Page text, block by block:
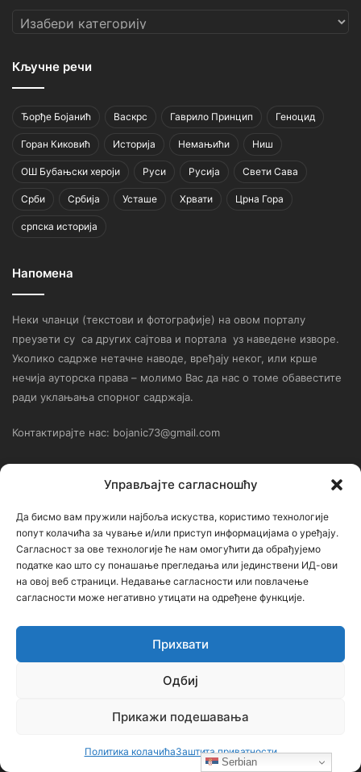
Управљајте сагласношћу
Да бисмо вам пружили најбоља искуства, користимо технологије
попут колачића за чување и/или приступ информацијама о уређају.
Сагласност за ове технологије ће нам омогућити да обрађујемо
податке као што су понашање прегледања или јединствени ИД-ови
на овој веб страници. Недавање сагласности или повлачење
сагласности може негативно утицати на одређене функције.
Прихвати
Одбиј
Прикажи подешавања
Политика колачићаЗаштита приватности
Категорије
Кључне речи
Ђорђе Бојанић Васкрс Гаврило Принцип Геноцид
Горан Киковић Историја Немањићи Ниш
ОШ Бубањски хероји Руси Русија Свети Сава
Срби Србија Усташе Хрвати Црна Гора
српска историја
Напомена
Неки чланци (текстови и фотографије) на овом порталу
преузети су са других сајтова и портала уз наведене изворе.
Уколико садрже нетачне наводе, вређају неког, или крше
нечија ауторска права – молимо Вас да нас о томе обавестите
ради уклањања спорног садржаја.
Контактирајте нас: bojanic73@gmail.com
Ђорђе Бојанић, проф. историје – главни уредник
Седиште: Србија, 18000, Ниш
Контакт: тел. +381 652061021
редакција –bojanic73@gmail.com
администратор – bojanic73@gmail.com
…
утицајем ни једне политичке опције или организације. Сајт није
Serbian